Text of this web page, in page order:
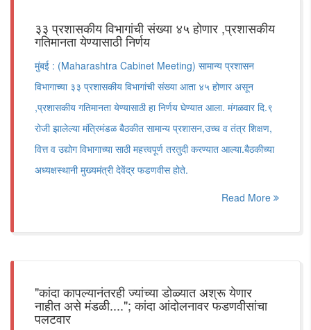
३३ प्रशासकीय विभागांची संख्या ४५ होणार ,प्रशासकीय
गतिमानता येण्यासाठी निर्णय
मुंबई : (Maharashtra Cabinet Meeting) सामान्य प्रशासन
विभागाच्या ३३ प्रशासकीय विभागांची संख्या आता ४५ होणार असून
,प्रशासकीय गतिमानता येण्यासाठी हा निर्णय घेण्यात आला. मंगळवार दि.९
रोजी झालेल्या मंत्रिमंडळ बैठकीत सामान्य प्रशासन,उच्च व तंत्र शिक्षण,
वित्त व उद्योग विभागाच्या साठी महत्त्वपूर्ण तरतुदी करण्यात आल्या.बैठकीच्या
अध्यक्षस्थानी मुख्यमंत्री देवेंद्र फडणवीस होते.
Read More
"कांदा कापल्यानंतरही ज्यांच्या डोळ्यात अश्रू येणार
नाहीत असे मंडळी...."; कांदा आंदोलनावर फडणवीसांचा
पलटवार